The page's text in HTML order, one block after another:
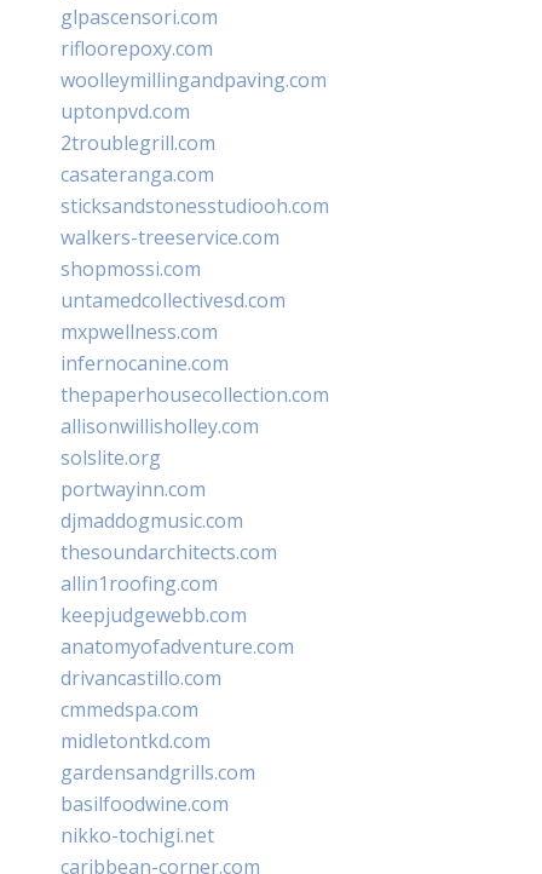
glpascensori.com
rifloorepoxy.com
woolleymillingandpaving.com
uptonpvd.com
2troublegrill.com
casateranga.com
sticksandstonesstudiooh.com
walkers-treeservice.com
shopmossi.com
untamedcollectivesd.com
mxpwellness.com
infernocanine.com
thepaperhousecollection.com
allisonwillisholley.com
solslite.org
portwayinn.com
djmaddogmusic.com
thesoundarchitects.com
allin1roofing.com
keepjudgewebb.com
anatomyofadventure.com
drivancastillo.com
cmmedspa.com
midletontkd.com
gardensandgrills.com
basilfoodwine.com
nikko-tochigi.net
caribbean-corner.com